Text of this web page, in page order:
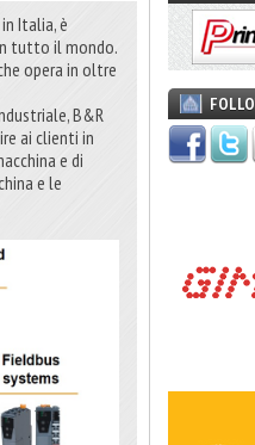
Italia, è
tutto il mondo.
opera in oltre
B&R
ai clienti in
e di
e le